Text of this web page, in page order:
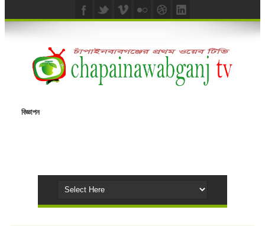
বিজ্ঞাপন